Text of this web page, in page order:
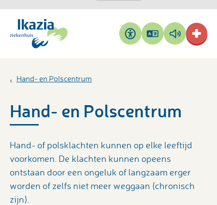
Toegankelijkheid
Pagina
vertalen
Pagina
voorlezen
Hand- en Polscentrum
Hand- en Polscentrum
Hand- of polsklachten kunnen op elke leeftijd
voorkomen. De klachten kunnen opeens
ontstaan door een ongeluk of langzaam erger
worden of zelfs niet meer weggaan (chronisch
zijn).